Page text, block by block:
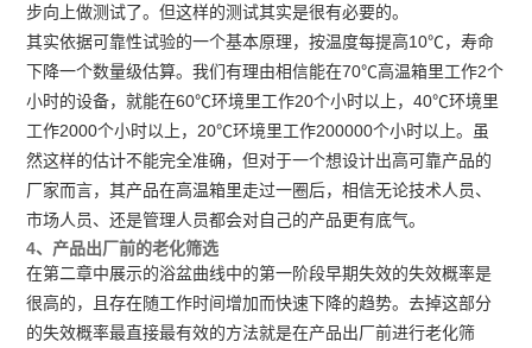
步向上做测试了。但这样的测试其实是很有必要的。
其实依据可靠性试验的一个基本原理，按温度每提高10℃，寿命
下降一个数量级估算。我们有理由相信能在70℃高温箱里工作2个
小时的设备，就能在60℃环境里工作20个小时以上，40℃环境里
工作2000个小时以上，20℃环境里工作200000个小时以上。虽
然这样的估计不能完全准确，但对于一个想设计出高可靠产品的
厂家而言，其产品在高温箱里走过一圈后，相信无论技术人员、
市场人员、还是管理人员都会对自己的产品更有底气。
4、产品出厂前的老化筛选
在第二章中展示的浴盆曲线中的第一阶段早期失效的失效概率是
很高的，且存在随工作时间增加而快速下降的趋势。去掉这部分
的失效概率最直接最有效的方法就是在产品出厂前进行老化筛